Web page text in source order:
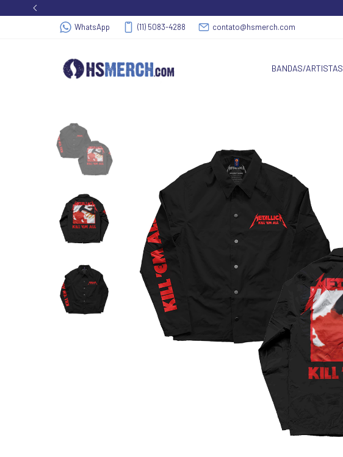
WhatsApp (11) 5083-4288 contato@hsmerch.com
BANDAS/ARTISTAS